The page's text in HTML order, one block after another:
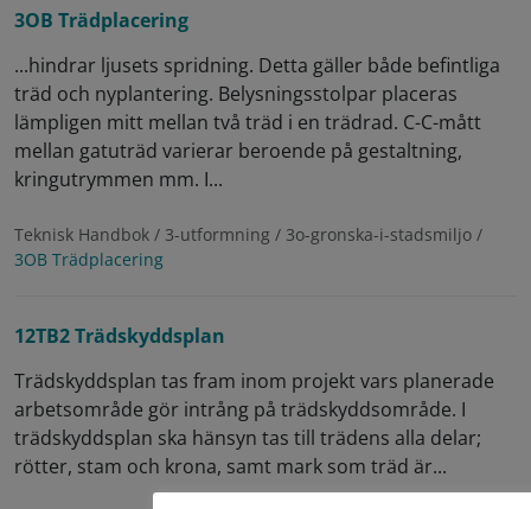
3OB Trädplacering
...hindrar ljusets spridning. Detta gäller både befintliga
träd och nyplantering. Belysningsstolpar placeras
lämpligen mitt mellan två träd i en trädrad. C-C-mått
mellan gatuträd varierar beroende på gestaltning,
kringutrymmen mm. I...
Teknisk Handbok / 3-utformning / 3o-gronska-i-stadsmiljo /
3OB Trädplacering
12TB2 Trädskyddsplan
Trädskyddsplan tas fram inom projekt vars planerade
arbetsområde gör intrång på trädskyddsområde. I
trädskyddsplan ska hänsyn tas till trädens alla delar;
rötter, stam och krona, samt mark som träd är...